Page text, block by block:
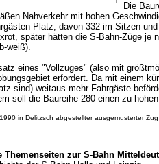
Die
Nahverkehr mit hohen
Platz, davon 332 im Sitzen
später hätten die S-Bahn-Züge je
weiß).
eines "Vollzuges" (also mit
erfordert. Da mit einem
sind) weitaus mehr Fahrgäste
soll die Baureihe 280 einen zu
in Delitzsch abgestellter ausgemusterter
Themenseiten zur S-Bahn